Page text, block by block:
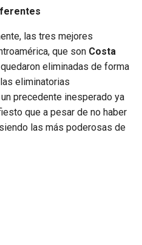
las tres mejores
que son Costa
eliminadas de forma
eliminatorias
precedente inesperado ya
que a pesar de no haber
las más poderosas de